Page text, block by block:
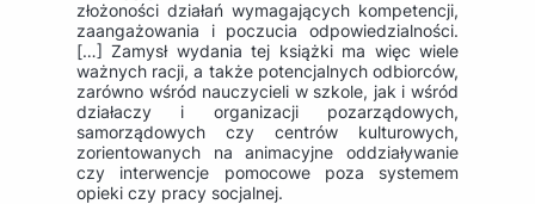
złożoności działań wymagających kompetencji,
zaangażowania i poczucia odpowiedzialności.
[…] Zamysł wydania tej książki ma więc wiele
ważnych racji, a także potencjalnych odbiorców,
zarówno wśród nauczycieli w szkole, jak i wśród
działaczy i organizacji pozarządowych,
samorządowych czy centrów kulturowych,
zorientowanych na animacyjne oddziaływanie
czy interwencje pomocowe poza systemem
opieki czy pracy socjalnej.